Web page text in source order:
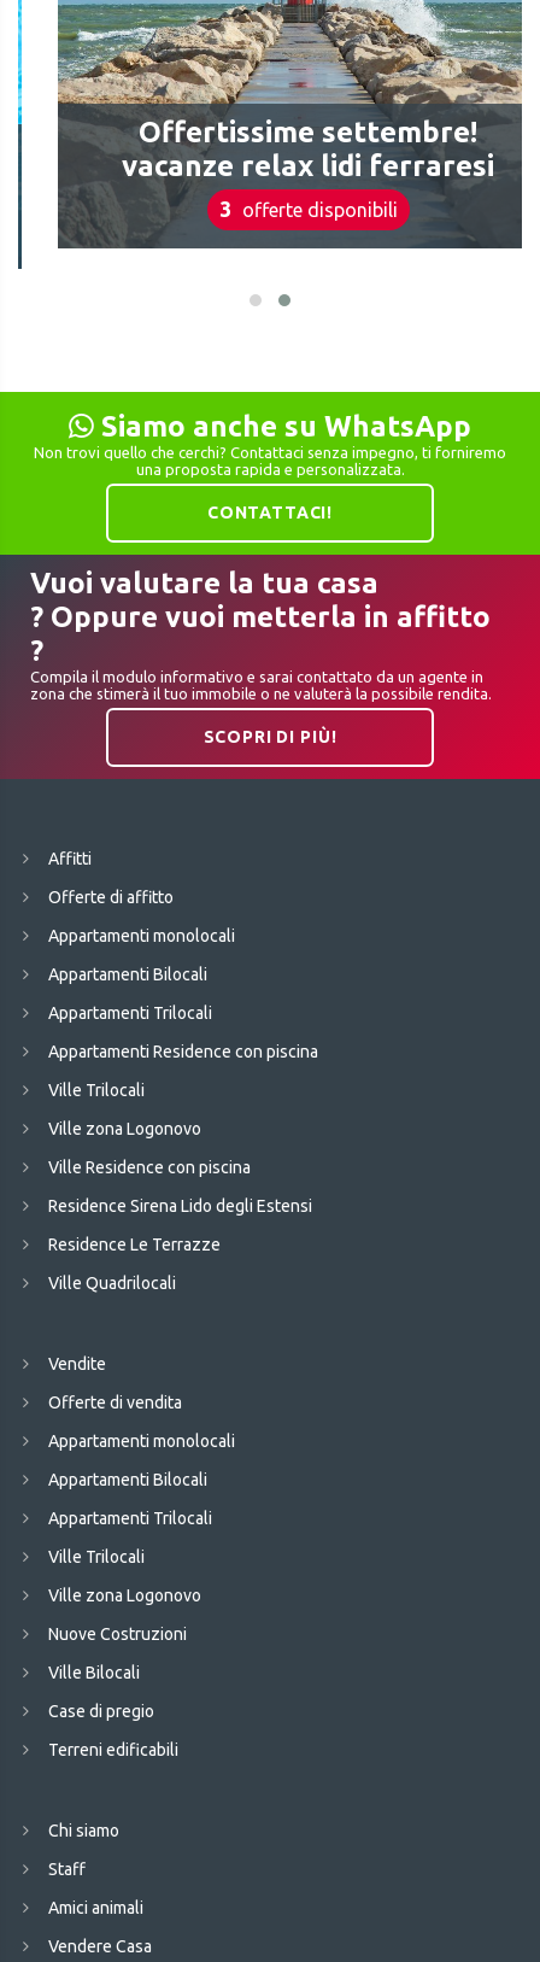
Offertissime settembre!
vacanze relax lidi ferraresi
3 offerte disponibili
Siamo anche su WhatsApp
Non trovi quello che cerchi? Contattaci senza impegno, ti forniremo
una proposta rapida e personalizzata.
CONTATTACI!
Vuoi valutare la tua casa
? Oppure vuoi metterla in affitto
?
Compila il modulo informativo e sarai contattato da un agente in
zona che stimerà il tuo immobile o ne valuterà la possibile rendita.
SCOPRI DI PIÙ!
Affitti
Offerte di affitto
Appartamenti monolocali
Appartamenti Bilocali
Appartamenti Trilocali
Appartamenti Residence con piscina
Ville Trilocali
Ville zona Logonovo
Ville Residence con piscina
Residence Sirena Lido degli Estensi
Residence Le Terrazze
Ville Quadrilocali
Vendite
Offerte di vendita
Appartamenti monolocali
Appartamenti Bilocali
Appartamenti Trilocali
Ville Trilocali
Ville zona Logonovo
Nuove Costruzioni
Ville Bilocali
Case di pregio
Terreni edificabili
Chi siamo
Staff
Amici animali
Vendere Casa